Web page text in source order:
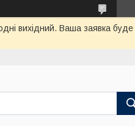
вихідний. Ваша заявка